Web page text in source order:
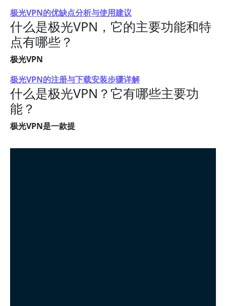
极光VPN的优缺点分析与使用建议
什么是极光VPN，它的主要功能和特
点有哪些？
极光VPN
极光VPN的注册与下载安装步骤详解
什么是极光VPN？它有哪些主要功
能？
极光VPN是一款提